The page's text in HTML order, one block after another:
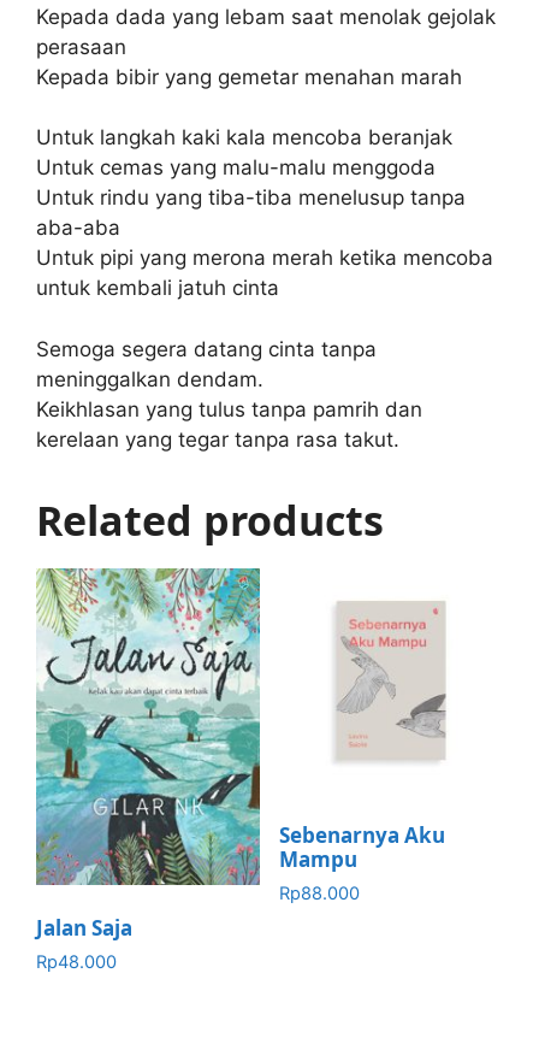
Kepada dada yang lebam saat menolak gejolak
perasaan
Kepada bibir yang gemetar menahan marah
Untuk langkah kaki kala mencoba beranjak
Untuk cemas yang malu-malu menggoda
Untuk rindu yang tiba-tiba menelusup tanpa
aba-aba
Untuk pipi yang merona merah ketika mencoba
untuk kembali jatuh cinta
Semoga segera datang cinta tanpa
meninggalkan dendam.
Keikhlasan yang tulus tanpa pamrih dan
kerelaan yang tegar tanpa rasa takut.
Related products
Jalan Saja
Rp48.000
Sebenarnya Aku
Mampu
Rp88.000